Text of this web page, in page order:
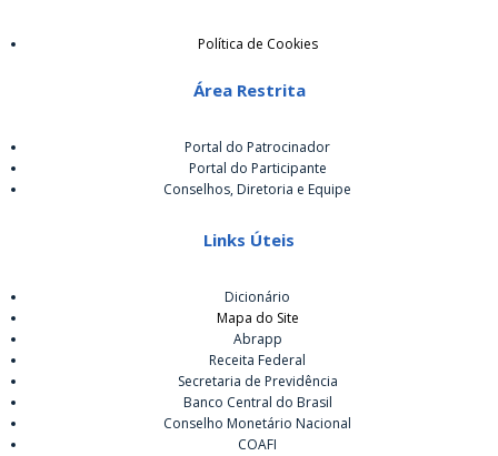
Política de Cookies
Área Restrita
Portal do Patrocinador
Portal do Participante
Conselhos, Diretoria e Equipe
Links Úteis
Dicionário
Mapa do Site
Abrapp
Receita Federal
Secretaria de Previdência
Banco Central do Brasil
Conselho Monetário Nacional
COAFI